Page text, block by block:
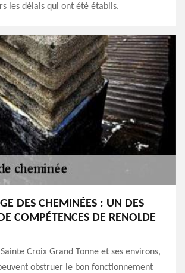
les délais qui ont été établis.
DES CHEMINÉES : UN DES
COMPÉTENCES DE RENOLDE
Croix Grand Tonne et ses environs,
obstruer le bon fonctionnement